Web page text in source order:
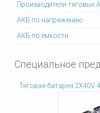
Производители тяговых
АКБ по напряжению
АКБ по емкости
Специальное
Тяговая батарея 2X40V